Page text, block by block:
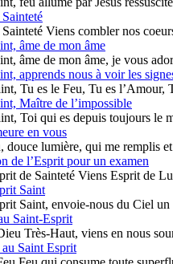
Viens combler nos
âme de mon âme
âme de mon âme, je vous
apprends nous à voir les
Tu es le Feu, Tu es l’Amour,
Maître de l’impossible
Toi qui es depuis toujours le
en vous
douce lumière, qui me remplis
de l’Esprit pour un examen
de Sainteté Viens Esprit de
Saint
Saint, envoie-nous du Ciel
Saint-Esprit
Très-Haut, viens en nous
Saint Esprit